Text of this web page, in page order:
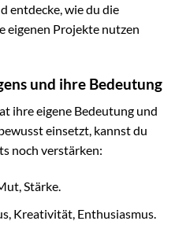
entdecke, wie du die
eigenen Projekte nutzen
und ihre Bedeutung
ihre eigene Bedeutung und
einsetzt, kannst du
noch verstärken:
Stärke.
Kreativität, Enthusiasmus.